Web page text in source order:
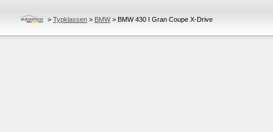
> Typklassen > BMW> BMW 430 I Gran Coupe X-Drive